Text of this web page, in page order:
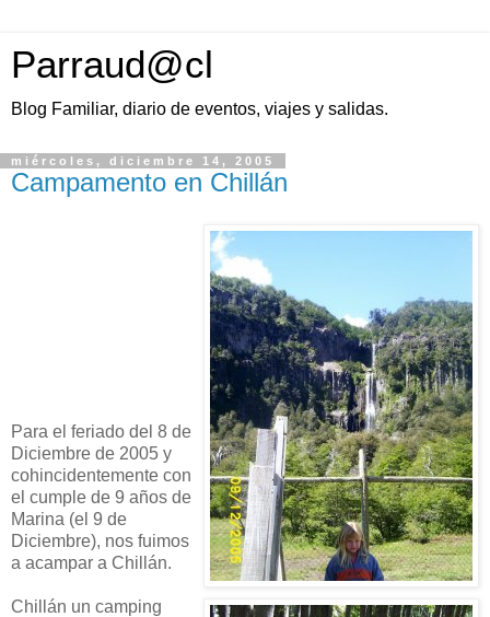
Parraud@cl
Blog Familiar, diario de eventos, viajes y salidas.
miércoles, diciembre 14, 2005
Campamento en Chillán
Para el feriado del 8 de
Diciembre de 2005 y
cohincidentemente con
el cumple de 9 años de
Marina (el 9 de
Diciembre), nos fuimos
a acampar a Chillán.
Chillán un camping